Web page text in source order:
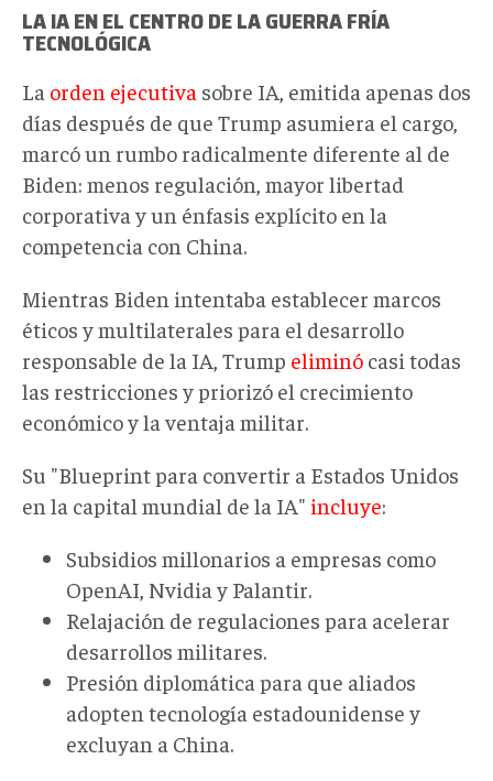
LA IA EN EL CENTRO DE LA GUERRA FRÍA
TECNOLÓGICA
La orden ejecutiva sobre IA, emitida apenas dos
días después de que Trump asumiera el cargo,
marcó un rumbo radicalmente diferente al de
Biden: menos regulación, mayor libertad
corporativa y un énfasis explícito en la
competencia con China.
Mientras Biden intentaba establecer marcos
éticos y multilaterales para el desarrollo
responsable de la IA, Trump eliminó casi todas
las restricciones y priorizó el crecimiento
económico y la ventaja militar.
Su "Blueprint para convertir a Estados Unidos
en la capital mundial de la IA" incluye:
Subsidios millonarios a empresas como
OpenAI, Nvidia y Palantir.
Relajación de regulaciones para acelerar
desarrollos militares.
Presión diplomática para que aliados
adopten tecnología estadounidense y
excluyan a China.